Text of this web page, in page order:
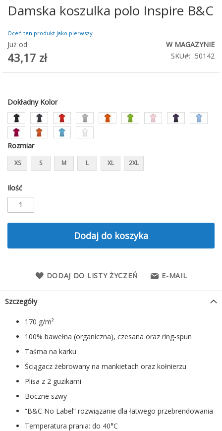
Damska koszulka polo Inspire B&C
Oceń ten produkt jako pierwszy
Już od
43,17 zł
W MAGAZYNIE
SKU
50142
Dokładny Kolor
Rozmiar
XS S M L XL 2XL
Ilość
Dodaj do koszyka
DODAJ DO LISTY ŻYCZEŃ E-MAIL
Przejdź
na
galerii
Szczegóły
170 g/m²
100% bawełna (organiczna), czesana oraz ring-spun
Taśma na karku
Ściągacz żebrowany na mankietach oraz kołnierzu
Plisa z 2 guzikami
Boczne szwy
“B&C No Label” rozwiązanie dla łatwego przebrendowania
Temperatura prania: do 40°C